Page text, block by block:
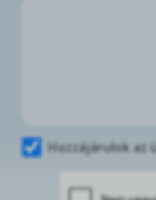
Hozzájárulok az